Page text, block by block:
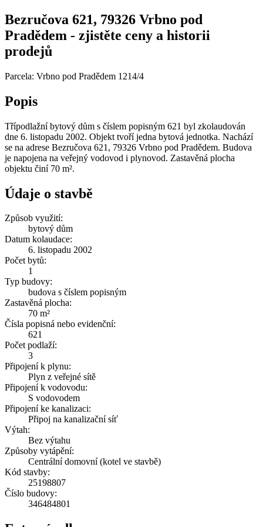
Bezručova 621, 79326 Vrbno pod
Pradědem - zjistěte ceny a historii
prodejů
Parcela: Vrbno pod Pradědem 1214/4
Popis
Třípodlažní bytový dům s číslem popisným 621 byl zkolaudován
dne 6. listopadu 2002. Objekt tvoří jedna bytová jednotka. Nachází
se na adrese Bezručova 621, 79326 Vrbno pod Pradědem. Budova
je napojena na veřejný vodovod i plynovod. Zastavěná plocha
objektu činí 70 m².
Údaje o stavbě
Způsob využití:
bytový dům
Datum kolaudace:
6. listopadu 2002
Počet bytů:
1
Typ budovy:
budova s číslem popisným
Zastavěná plocha:
70 m²
Čísla popisná nebo evidenční:
621
Počet podlaží:
3
Připojení k plynu:
Plyn z veřejné sítě
Připojení k vodovodu:
S vodovodem
Připojení ke kanalizaci:
Připoj na kanalizační síť
Výtah:
Bez výtahu
Způsoby vytápění:
Centrální domovní (kotel ve stavbě)
Kód stavby:
25198807
Číslo budovy:
346484801